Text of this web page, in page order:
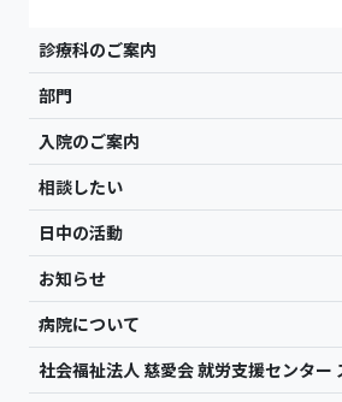
診療科のご案内
部門
入院のご案内
相談したい
日中の活動
お知らせ
病院について
社会福祉法人 慈愛会 就労支援センター